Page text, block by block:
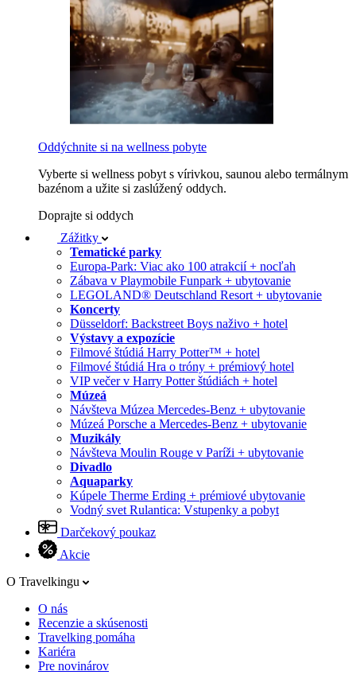
Oddýchnite si na wellness pobyte
Vyberte si wellness pobyt s vírivkou, saunou alebo termálnym
bazénom a užite si zaslúžený oddych.
Doprajte si oddych
Zážitky
Tematické parky
Europa-Park: Viac ako 100 atrakcií + nocľah
Zábava v Playmobile Funpark + ubytovanie
LEGOLAND® Deutschland Resort + ubytovanie
Koncerty
Düsseldorf: Backstreet Boys naživo + hotel
Výstavy a expozície
Filmové štúdiá Harry Potter™ + hotel
Filmové štúdiá Hra o tróny + prémiový hotel
VIP večer v Harry Potter štúdiách + hotel
Múzeá
Návšteva Múzea Mercedes-Benz + ubytovanie
Múzeá Porsche a Mercedes-Benz + ubytovanie
Muzikály
Návšteva Moulin Rouge v Paríži + ubytovanie
Divadlo
Aquaparky
Kúpele Therme Erding + prémiové ubytovanie
Vodný svet Rulantica: Vstupenky a pobyt
Darčekový poukaz
Akcie
O Travelkingu
O nás
Recenzie a skúsenosti
Travelking pomáha
Kariéra
Pre novinárov